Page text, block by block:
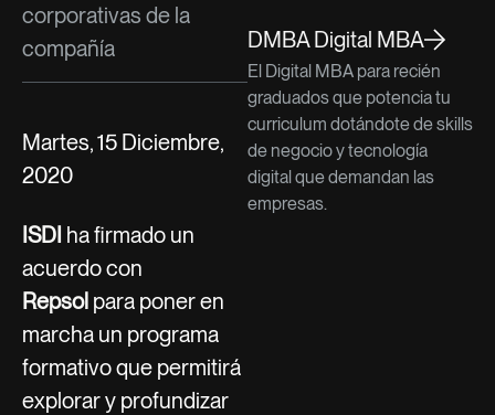
corporativas de la
compañía
Martes, 15 Diciembre,
2020
ISDI ha firmado un
acuerdo con
Repsol para poner en
marcha un programa
formativo que permitirá
explorar y profundizar
DMBA Digital MBA
El Digital MBA para recién
graduados que potencia tu
curriculum dotándote de skills
de negocio y tecnología
digital que demandan las
empresas.